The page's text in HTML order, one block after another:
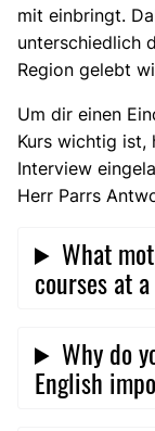
mit einbringt.
unterschiedlich
Region gelebt
Um dir einen
Kurs wichtig ist,
Interview
Herr Parrs
What
courses at
Why do
English